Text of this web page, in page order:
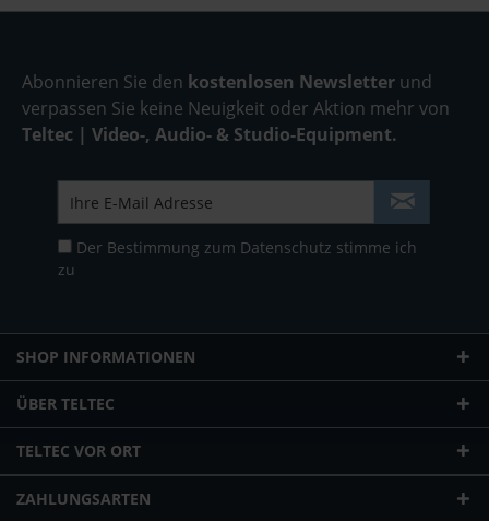
Abonnieren Sie den kostenlosen Newsletter und
verpassen Sie keine Neuigkeit oder Aktion mehr von
Teltec | Video-, Audio- & Studio-Equipment.
Der Bestimmung zum Datenschutz stimme ich
zu
SHOP INFORMATIONEN
ÜBER TELTEC
TELTEC VOR ORT
ZAHLUNGSARTEN